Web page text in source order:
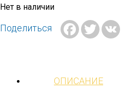
Нет в наличии
Поделиться Facebook
Twitter
ОПИСАНИЕ